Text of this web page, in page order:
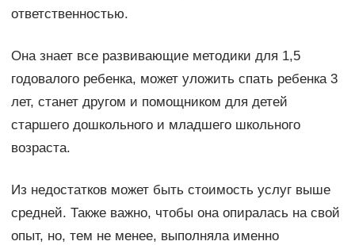
ответственностью.
Она знает все развивающие методики для 1,5
годовалого ребенка, может уложить спать ребенка 3
лет, станет другом и помощником для детей
старшего дошкольного и младшего школьного
возраста.
Из недостатков может быть стоимость услуг выше
средней. Также важно, чтобы она опиралась на свой
опыт, но, тем не менее, выполняла именно